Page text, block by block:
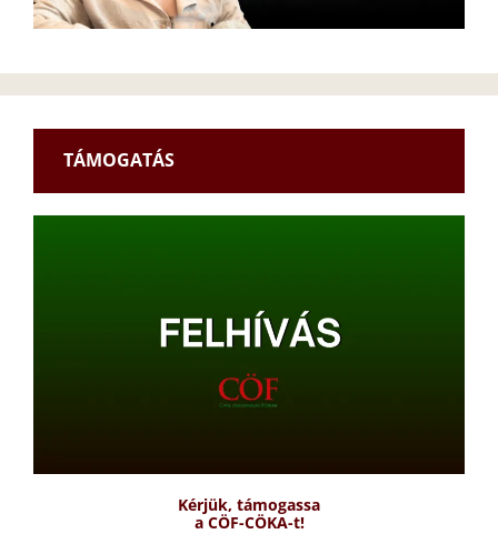
TÁMOGATÁS
Kérjük, támogassa
a CÖF-CÖKA-t!